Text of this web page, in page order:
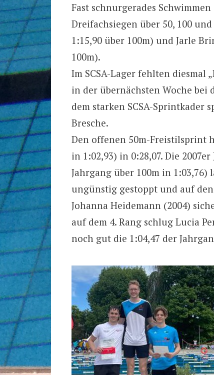
Fast schnurgerades
Dreifachsiegen über 50, 100
1:15,90 über 100m) und Jarle
100m).
Im SCSA-Lager fehlten diesmal
in der übernächsten Woche bei
dem starken SCSA-
Bresche.
Den offenen 50m-Freistilsprint
in 1:02,93) in 0:28,07. Die
Jahrgang über 100m in
ungünstig gestoppt und auf
Johanna Heidemann (2004)
auf dem 4. Rang schlug Lucia
noch gut die 1:04,47 der